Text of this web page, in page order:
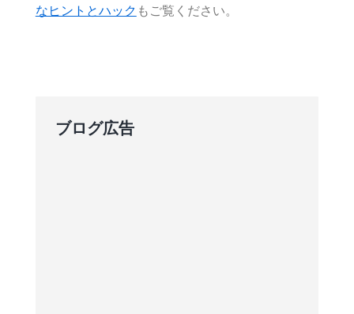
なヒントとハック もご覧ください。
ブログ広告